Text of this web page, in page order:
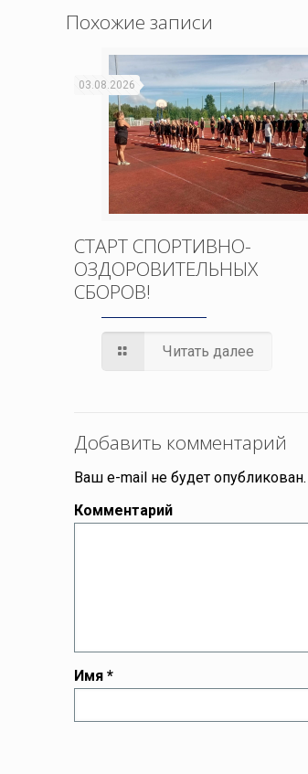
Похожие записи
03.08.2026
СТАРТ СПОРТИВНО-
ОЗДОРОВИТЕЛЬНЫХ
СБОРОВ!
Читать далее
Добавить комментарий
Ваш e-mail не будет опубликован.
Комментарий
Имя*